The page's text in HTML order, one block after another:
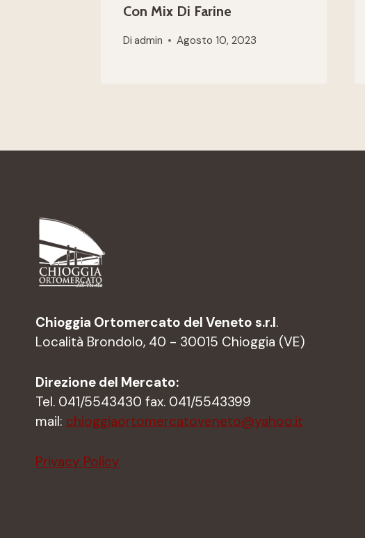
Con Mix Di Farine
Di admin Agosto 10, 2023
Chioggia Ortomercato del Veneto s.r.l.
Località Brondolo, 40 - 30015 Chioggia (VE)
Direzione del Mercato:
Tel. 041/5543430 fax. 041/5543399
mail: chioggiaortomercatoveneto@yahoo.it
Privacy Policy